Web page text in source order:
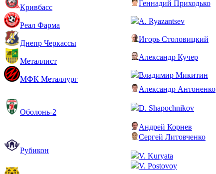
Кривбасс Геннадий Приходько
Реал Фарма A. Ryazantsev
Днепр Черкассы Игорь Столовицкий
Металлист Александр Кучер
МФК Металлург Владимир Микитин
Оболонь-2
Александр Антоненко
D. Shapochnikov
Андрей Корнев
Рубикон
Сергей Литовченко
V. Kuryata
V. Postovoy